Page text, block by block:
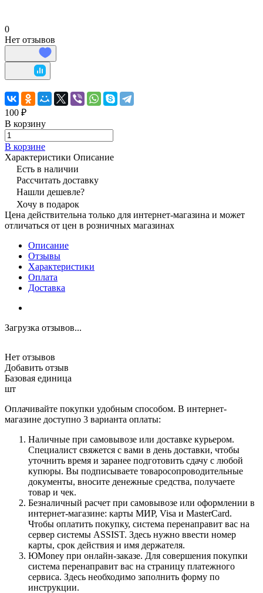
0
Нет отзывов
100 ₽
В корзину
В корзине
Характеристики Описание
Есть в наличии
Рассчитать доставку
Нашли дешевле?
Хочу в подарок
Цена действительна только для интернет-магазина и может
отличаться от цен в розничных магазинах
Описание
Отзывы
Характеристики
Оплата
Доставка
Загрузка отзывов...
Нет отзывов
Добавить отзыв
Базовая единица
шт
Оплачивайте покупки удобным способом. В интернет-
магазине доступно 3 варианта оплаты:
Наличные при самовывозе или доставке курьером.
Специалист свяжется с вами в день доставки, чтобы
уточнить время и заранее подготовить сдачу с любой
купюры. Вы подписываете товаросопроводительные
документы, вносите денежные средства, получаете
товар и чек.
Безналичный расчет при самовывозе или оформлении в
интернет-магазине: карты МИР, Visa и MasterCard.
Чтобы оплатить покупку, система перенаправит вас на
сервер системы ASSIST. Здесь нужно ввести номер
карты, срок действия и имя держателя.
ЮMoney при онлайн-заказе. Для совершения покупки
система перенаправит вас на страницу платежного
сервиса. Здесь необходимо заполнить форму по
инструкции.